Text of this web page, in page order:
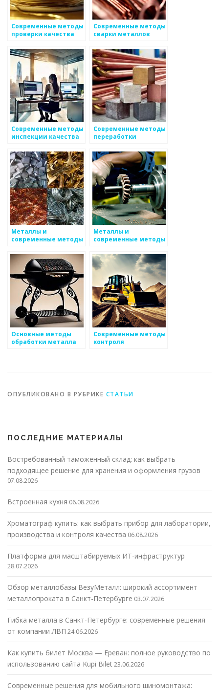
Современные методы
проверки качества
Современные методы
сварки металлов
Современные методы
инспекции качества
Современные методы
переработки
Металлы и
современные методы
Металлы и
современные методы
Основные методы
обработки металла
Современные методы
контроля
ОПУБЛИКОВАНО В РУБРИКЕ СТАТЬИ
ПОСЛЕДНИЕ МАТЕРИАЛЫ
Востребованный таможенный склад: как выбрать
подходящее решение для хранения и оформления грузов
07.08.2026
Встроенная кухня 06.08.2026
Хроматограф купить: как выбрать прибор для лаборатории,
производства и контроля качества 06.08.2026
Платформа для масштабируемых ИТ-инфраструктур
28.07.2026
Обзор металлобазы ВезуМеталл: широкий ассортимент
металлопроката в Санкт-Петербурге 03.07.2026
Гибка металла в Санкт-Петербурге: современные решения
от компании ЛВП 24.06.2026
Как купить билет Москва — Ереван: полное руководство по
использованию сайта Kupi Bilet23.06.2026
Современные решения для мобильного шиномонтажа: